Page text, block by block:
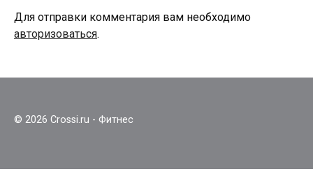
Для отправки комментария вам необходимо
авторизоваться.
© 2026 Crossi.ru - Фитнес